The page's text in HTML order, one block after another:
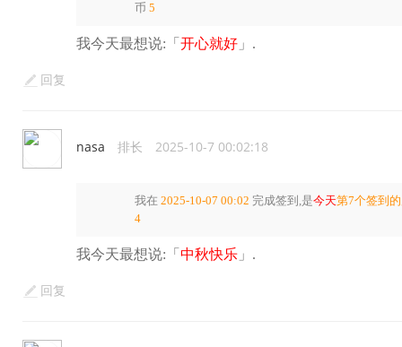
币 5
我今天最想说:「 开心就好 」.
回复
nasa 排长 2025-10-7 00:02:18
我在 2025-10-07 00:02 完成签到,是今天第7个签到
4
我今天最想说:「 中秋快乐 」.
回复